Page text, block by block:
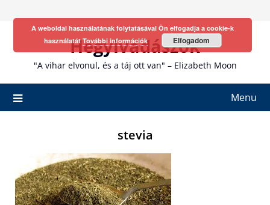
Hegyivadászok
"A vihar elvonul, és a táj ott van" – Elizabeth Moon
Menu
stevia
A weboldal használatának folytatásával Ön elfogadja a cookie-k
használatátTovábbi információk Elfogadom